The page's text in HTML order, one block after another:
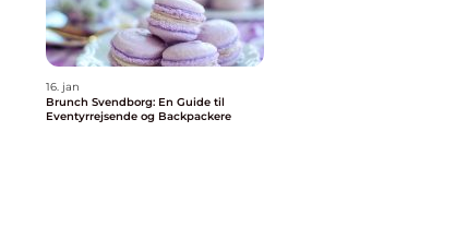
16. jan
Brunch Svendborg: En Guide til
Eventyrrejsende og Backpackere